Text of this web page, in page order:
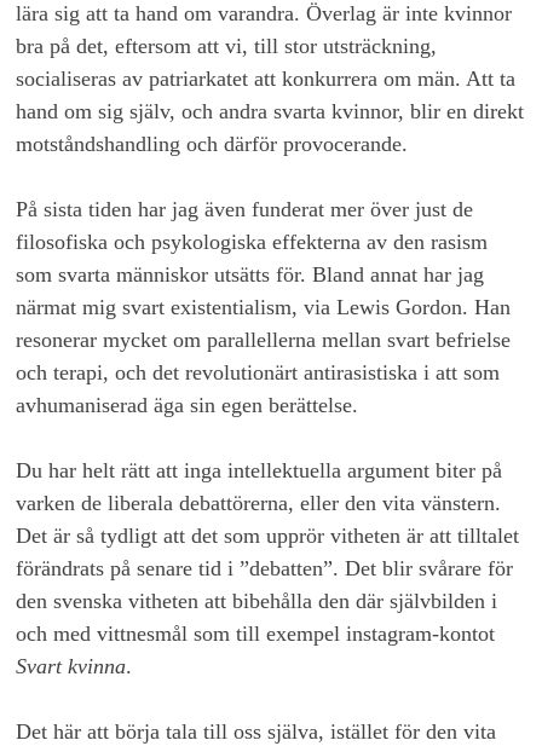
lära sig att ta hand om varandra. Överlag är inte kvinnor
bra på det, eftersom att vi, till stor utsträckning,
socialiseras av patriarkatet att konkurrera om män. Att ta
hand om sig själv, och andra svarta kvinnor, blir en direkt
motståndshandling och därför provocerande.
På sista tiden har jag även funderat mer över just de
filosofiska och psykologiska effekterna av den rasism
som svarta människor utsätts för. Bland annat har jag
närmat mig svart existentialism, via Lewis Gordon. Han
resonerar mycket om parallellerna mellan svart befrielse
och terapi, och det revolutionärt antirasistiska i att som
avhumaniserad äga sin egen berättelse.
Du har helt rätt att inga intellektuella argument biter på
varken de liberala debattörerna, eller den vita vänstern.
Det är så tydligt att det som upprör vitheten är att tilltalet
förändrats på senare tid i ”debatten”. Det blir svårare för
den svenska vitheten att bibehålla den där självbilden i
och med vittnesmål som till exempel instagram-kontot
Svart kvinna.
Det här att börja tala till oss själva, istället för den vita